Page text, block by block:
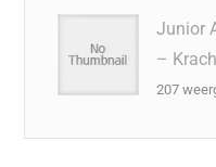
Junior
–
207